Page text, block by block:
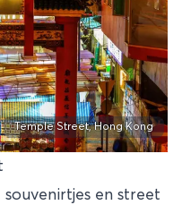
Temple Street, Hong Kong
en street